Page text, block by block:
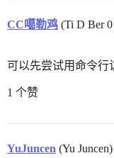
CC噶勒鸡 (Ti D Ber
可以先尝试用命令行
1 个赞
YuJuncen (Yu Juncen)